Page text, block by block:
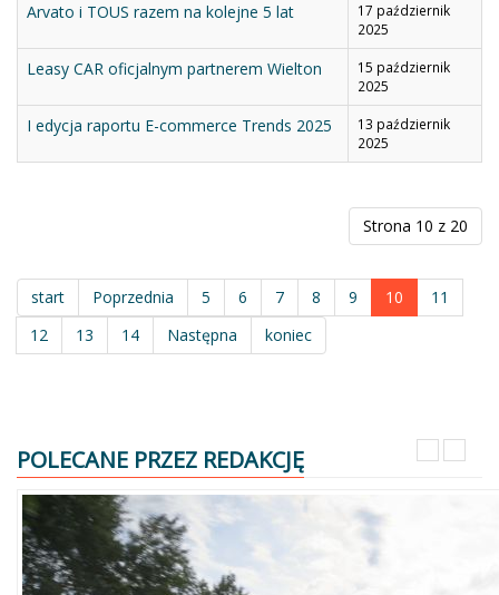
Arvato i TOUS razem na kolejne 5 lat
17 październik
2025
Leasy CAR oficjalnym partnerem Wielton
15 październik
2025
I edycja raportu E-commerce Trends 2025
13 październik
2025
Strona 10 z 20
start Poprzednia 5 6 7 8 9 10
11
12
13 14 Następna koniec
POLECANE PRZEZ REDAKCJĘ